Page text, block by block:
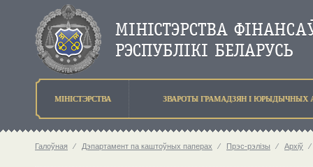
МIНIСТЭРСТВА ЗВАРОТЫ ГРАМАДЗЯН I ЮРЫДЫЧНЫХ
Галоўная ⁄ Дэпартамент па каштоўных паперах ⁄ Прэс-рэлізы ⁄ Архіў ⁄